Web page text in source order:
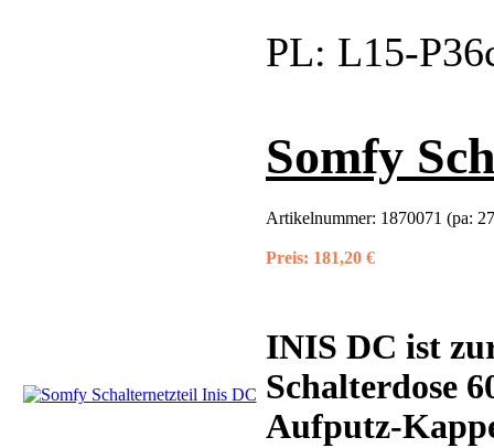
PL: L15-
Somfy
Artikelnummer: 1870071 (pa:
Preis: 181,20 €
INIS DC ist
Schalterdose
Aufputz-